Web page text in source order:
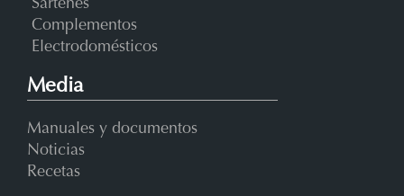
Sartenes
Complementos
Electrodomésticos
Media
Manuales y documentos
Noticias
Recetas